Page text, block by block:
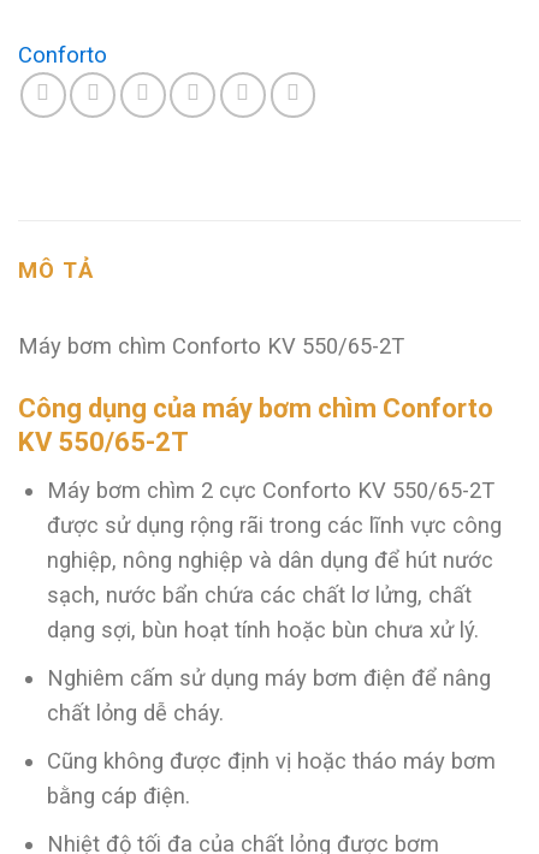
Conforto
MÔ TẢ
Máy bơm chìm Conforto KV 550/65-2T
Công dụng của máy bơm chìm Conforto
KV 550/65-2T
Máy bơm chìm 2 cực Conforto KV 550/65-2T
được sử dụng rộng rãi trong các lĩnh vực công
nghiệp, nông nghiệp và dân dụng để hút nước
sạch, nước bẩn chứa các chất lơ lửng, chất
dạng sợi, bùn hoạt tính hoặc bùn chưa xử lý.
Nghiêm cấm sử dụng máy bơm điện để nâng
chất lỏng dễ cháy.
Cũng không được định vị hoặc tháo máy bơm
bằng cáp điện.
Nhiệt độ tối đa của chất lỏng được bơm